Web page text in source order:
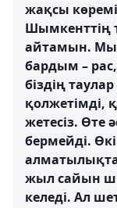
жақсы
Шымкенттің
айтамын.
бардым –
біздің
қолжетімді,
жетесіз. Өте
бермейді.
жыл сайын
келеді. Ал